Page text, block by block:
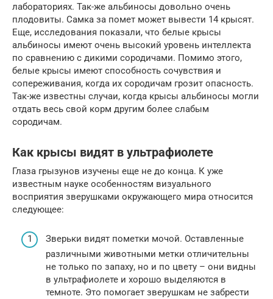
лабораториях. Так-же альбиносы довольно очень
плодовиты. Самка за помет может вывести 14 крысят.
Еще, исследования показали, что белые крысы
альбиносы имеют очень высокий уровень интеллекта
по сравнению с дикими сородичами. Помимо этого,
белые крысы имеют способность сочувствия и
сопереживания, когда их сородичам грозит опасность.
Так-же известны случаи, когда крысы альбиносы могли
отдать весь свой корм другим более слабым
сородичам.
Как крысы видят в ультрафиолете
Глаза грызунов изучены еще не до конца. К уже
известным науке особенностям визуального
восприятия зверушками окружающего мира относится
следующее:
Зверьки видят пометки мочой. Оставленные
различными животными метки отличительны
не только по запаху, но и по цвету – они видны
в ультрафиолете и хорошо выделяются в
темноте. Это помогает зверушкам не забрести